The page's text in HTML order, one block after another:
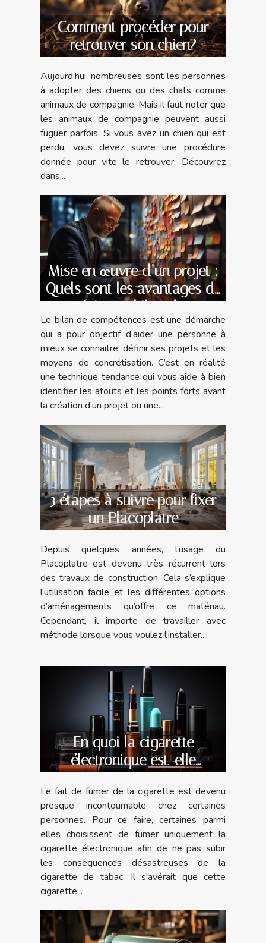
Comment procéder pour
retrouver son chien?
Aujourd’hui, nombreuses sont les personnes
à adopter des chiens ou des chats comme
animaux de compagnie. Mais il faut noter que
les animaux de compagnie peuvent aussi
fuguer parfois. Si vous avez un chien qui est
perdu, vous devez suivre une procédure
donnée pour vite le retrouver. Découvrez
dans...
Mise en œuvre d’un projet :
Quels sont les avantages de
faire un bilan de
compétences avec un
spécialiste ?
Le bilan de compétences est une démarche
qui a pour objectif d’aider une personne à
mieux se connaitre, définir ses projets et les
moyens de concrétisation. C’est en réalité
une technique tendance qui vous aide à bien
identifier les atouts et les points forts avant
la création d’un projet ou une...
3 étapes à suivre pour fixer
un Placoplatre
Depuis quelques années, l’usage du
Placoplatre est devenu très récurrent lors
des travaux de construction. Cela s’explique
l’utilisation facile et les différentes options
d’aménagements qu’offre ce matériau.
Cependant, il importe de travailler avec
méthode lorsque vous voulez l’installer....
En quoi la cigarette
électronique est-elle
avantageuse ?
Le fait de fumer de la cigarette est devenu
presque incontournable chez certaines
personnes. Pour ce faire, certaines parmi
elles choisissent de fumer uniquement la
cigarette électronique afin de ne pas subir
les conséquences désastreuses de la
cigarette de tabac. Il s'avérait que cette
cigarette...